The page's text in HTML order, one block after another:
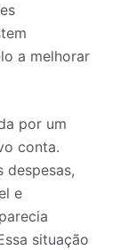
a melhorar
por um
conta.
despesas,
e
situação